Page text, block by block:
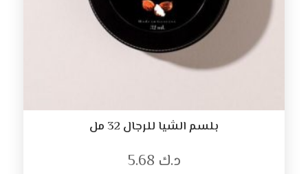
بلسم الشيا للرجال 32 مل
د.ك